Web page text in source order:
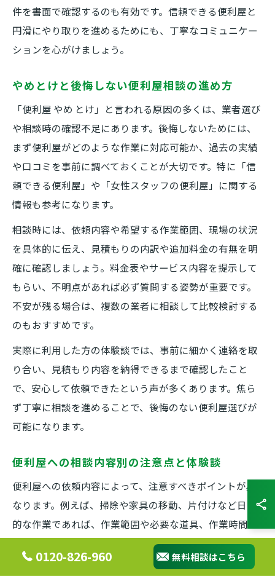
件を書面で確認するのも有効です。信頼できる便利屋と
円滑にやり取りを進めるためにも、丁寧なコミュニケー
ションを心がけましょう。
やめとけと後悔しない便利屋相談の進め方
「便利屋 やめ とけ」と言われる原因の多くは、業者選び
や相談時の確認不足にあります。後悔しないためには、
まず便利屋がどのような作業に対応可能か、過去の実績
や口コミを事前に調べておくことが大切です。特に「信
頼できる便利屋」や「女性スタッフの便利屋」に関する
情報も参考になります。
相談時には、依頼内容や希望する作業範囲、現場の状況
を具体的に伝え、見積もりの内訳や追加料金の有無を明
確に確認しましょう。料金表やサービス内容を提示して
もらい、不明点があれば必ず質問する姿勢が重要です。
不安が残る場合は、複数の業者に相談して比較検討する
のもおすすめです。
実際に利用した方の体験談では、事前に細かく連絡を取
り合い、見積もり内容を納得できるまで確認したこと
で、安心して依頼できたという声が多くあります。焦ら
ず丁寧に相談を進めることで、後悔のない便利屋選びが
可能になります。
便利屋への相談内容別の注意点と体験談
便利屋への依頼内容によって、注意すべきポイントが異
なります。例えば、掃除や家具の移動、片付けなど日常
的な作業であれば、作業範囲や必要な道具、作業時間の
目安を事前に確認しておくと安心です。一方、伐採やリ
フォームなど専門性が求められる作業では、資格や許可
0120-826-960 無料相談はこちら